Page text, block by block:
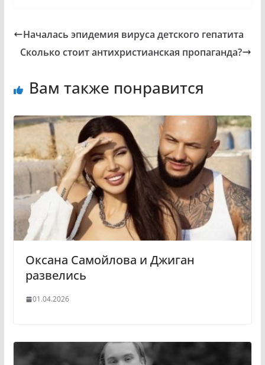
Началась эпидемия вируса детского гепатита
Сколько стоит антихристианская пропаганда?
Вам также понравится
Оксана Самойлова и Джиган
развелись
01.04.2026